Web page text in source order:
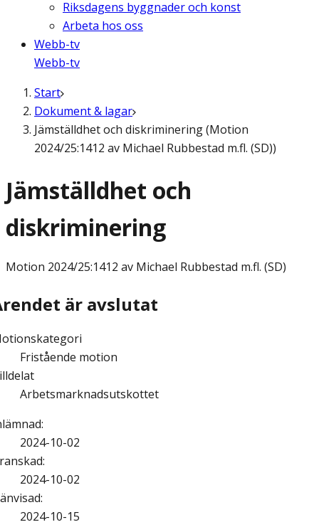
Riksdagens byggnader och konst
Arbeta hos oss
Webb-tv
Webb-tv
Start
Dokument & lagar
Jämställdhet och diskriminering (Motion
2024/25:1412 av Michael Rubbestad m.fl. (SD))
Jämställdhet och
diskriminering
Motion 2024/25:1412 av Michael Rubbestad m.fl. (SD)
är avslutat
Fristående motion
Arbetsmarknadsutskottet
:
2024-10-02
:
2024-10-02
:
2024-10-15